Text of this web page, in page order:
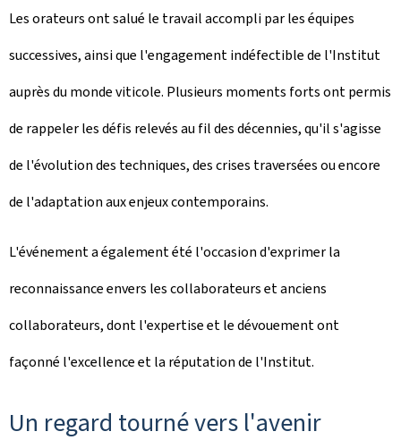
Les orateurs ont salué le travail accompli par les équipes
successives, ainsi que l'engagement indéfectible de l'Institut
auprès du monde viticole. Plusieurs moments forts ont permis
de rappeler les défis relevés au fil des décennies, qu'il s'agisse
de l'évolution des techniques, des crises traversées ou encore
de l'adaptation aux enjeux contemporains.
L'événement a également été l'occasion d'exprimer la
reconnaissance envers les collaborateurs et anciens
collaborateurs, dont l'expertise et le dévouement ont
façonné l'excellence et la réputation de l'Institut.
Un regard tourné vers l'avenir